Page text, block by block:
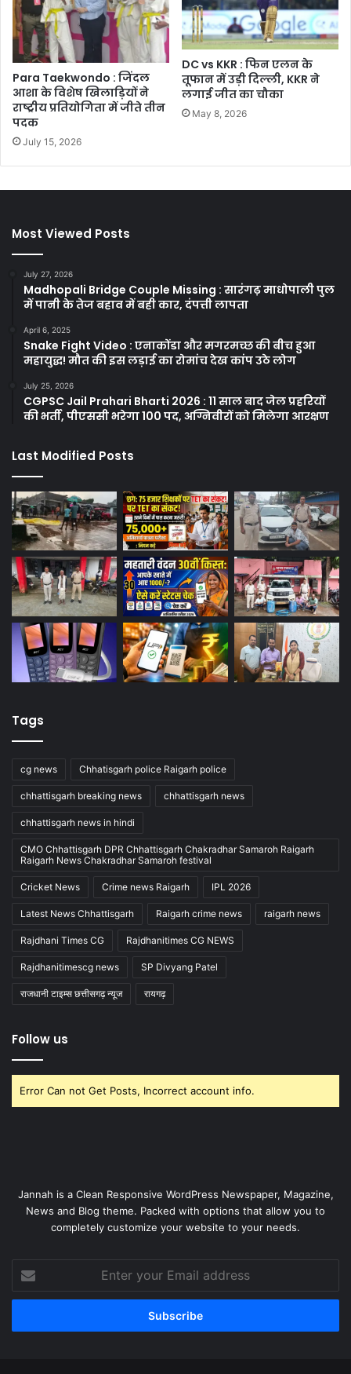
Para Taekwondo : जिंदल
आशा के विशेष खिलाड़ियों ने
राष्ट्रीय प्रतियोगिता में जीते तीन
पदक
July 15, 2026
DC vs KKR : फिन एलन के
तूफान में उड़ी दिल्ली, KKR ने
लगाई जीत का चौका
May 8, 2026
Most Viewed Posts
July 27, 2026
Madhopali Bridge Couple Missing : सारंगढ़ माधोपाली पुल
में पानी के तेज बहाव में बही कार, दंपत्ती लापता
April 6, 2025
Snake Fight Video : एनाकोंडा और मगरमच्छ की बीच हुआ
महायुद्ध! मौत की इस लड़ाई का रोमांच देख कांप उठे लोग
July 25, 2026
CGPSC Jail Prahari Bharti 2026 : 11 साल बाद जेल प्रहरियों
की भर्ती, पीएससी भरेगा 100 पद, अग्निवीरों को मिलेगा आरक्षण
Last Modified Posts
Tags
cg news Chhatisgarh police Raigarh police
chhattisgarh breaking news chhattisgarh news
chhattisgarh news in hindi
CMO Chhattisgarh DPR Chhattisgarh Chakradhar Samaroh Raigarh
Raigarh News Chakradhar Samaroh festival
Cricket News Crime news Raigarh IPL 2026
Latest News Chhattisgarh Raigarh crime news raigarh news
Rajdhani Times CG Rajdhanitimes CG NEWS
Rajdhanitimescg news SP Divyang Patel
राजधानी टाइम्स छत्तीसगढ़ न्यूज रायगढ़
Follow us
Error Can not Get Posts, Incorrect account info.
Jannah is a Clean Responsive WordPress Newspaper, Magazine,
News and Blog theme. Packed with options that allow you to
completely customize your website to your needs.
your
Email